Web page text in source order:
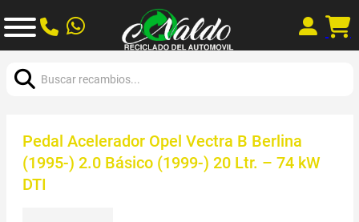
Pedal Acelerador Opel Vectra B Berlina
(1995-) 2.0 Básico (1999-) 20 Ltr. – 74 kW
DTI